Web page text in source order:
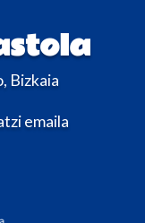
Bizkaia
emaila